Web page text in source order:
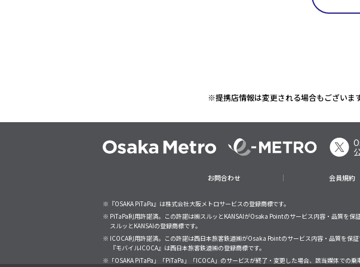
※提携店情報は変更される場合もございま
お問合わせ 会員規約
※『OSAKA PiTaPa』は株式会社大阪メトロサービスの登録商標です。
※ PiTaPa利用許諾済。この許諾は㈱スルッとKANSAIがOsaka Pointのサービス内容・品質を
スルッとKANSAIの登録商標です。
※ ICOCA利用許諾済。この許諾は西日本旅客鉄道㈱がOsaka Pointのサービス内容・品質を保
『モバイルICOCA』は西日本旅客鉄道㈱の登録商標です。
※「OSAKA PiTaPa」「PiTaPa」「ICOCA」のサービスが終了・変更した場合、該当媒体での